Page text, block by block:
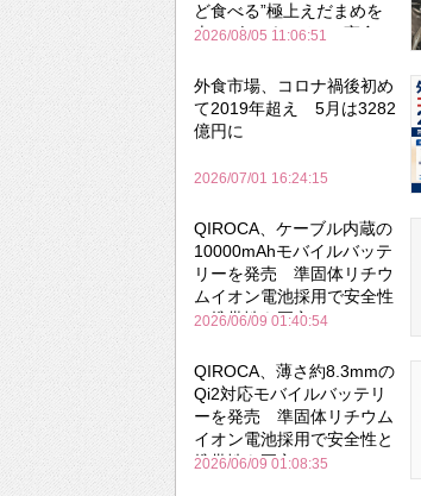
ど食べる”極上えだまめを
森のビアガーデンで実食
2026/08/05 11:06:51
外食市場、コロナ禍後初め
て2019年超え 5月は3282
億円に
2026/07/01 16:24:15
QIROCA、ケーブル内蔵の
10000mAhモバイルバッテ
リーを発売 準固体リチウ
ムイオン電池採用で安全性
と携帯性を両立
2026/06/09 01:40:54
QIROCA、薄さ約8.3mmの
Qi2対応モバイルバッテリ
ーを発売 準固体リチウム
イオン電池採用で安全性と
携帯性を両立
2026/06/09 01:08:35